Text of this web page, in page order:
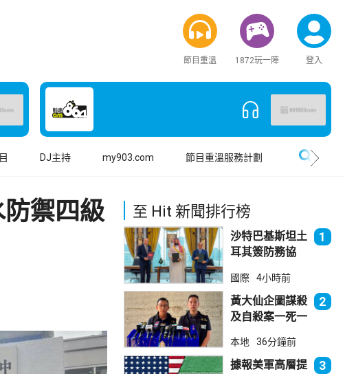
節目重溫 1872玩一陣 登入
DJ主持 my903.com 節目重溫服務計劃
禦四級
至 Hit 新聞排行榜
沙特巴基斯坦土
耳其簽防務協
林團結
1
國際 4小時前
黃大仙企圖謀殺
及自殺案一死一
2
本地 36分鐘前
據報美軍高層提
3